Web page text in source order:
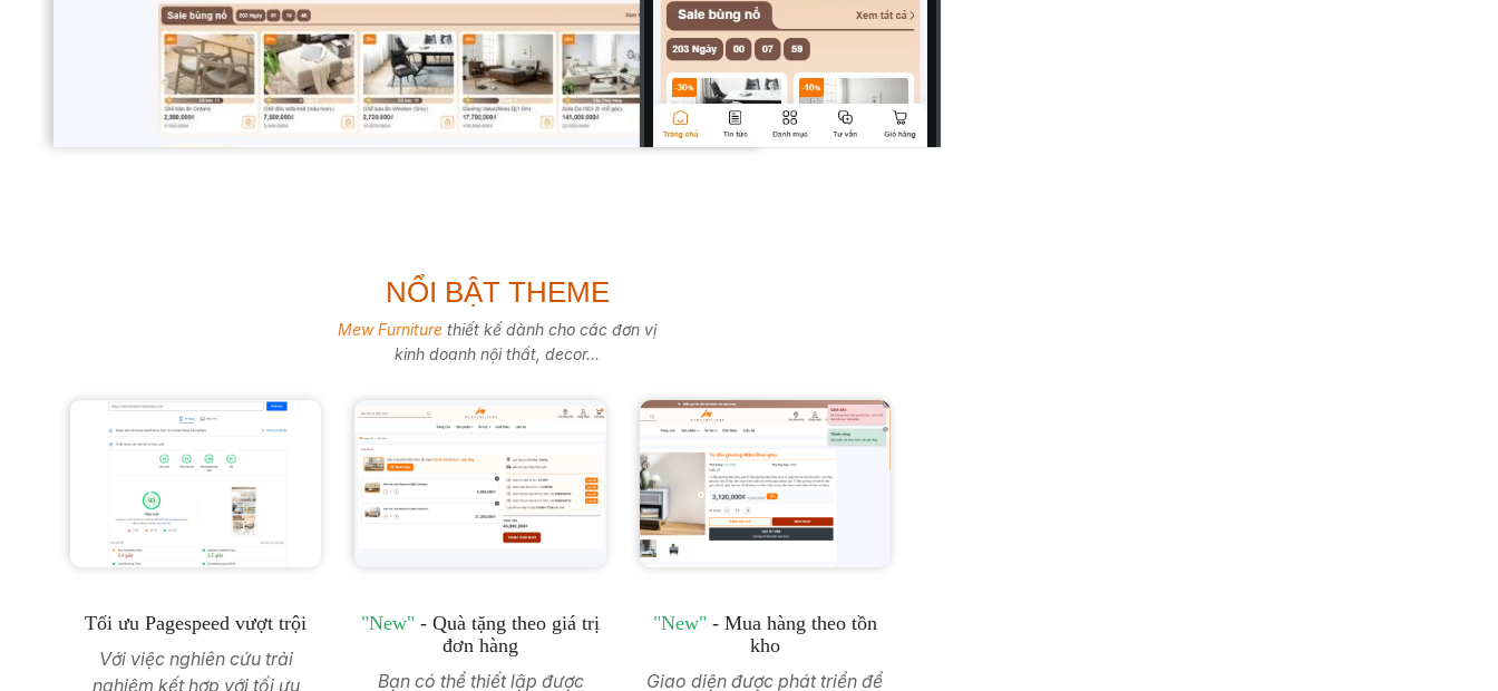
NỔI BẬT THEME
Mew Furniture thiết kế dành cho các đơn vị
kinh doanh nội thất, decor...
Tối ưu Pagespeed vượt trội
Với việc nghiên cứu trải
nghiệm kết hợp với tối ưu
"New" - Quà tặng theo giá trị
đơn hàng
Bạn có thể thiết lập được
"New"- Mua hàng theo tồn
kho
Giao diện được phát triển để